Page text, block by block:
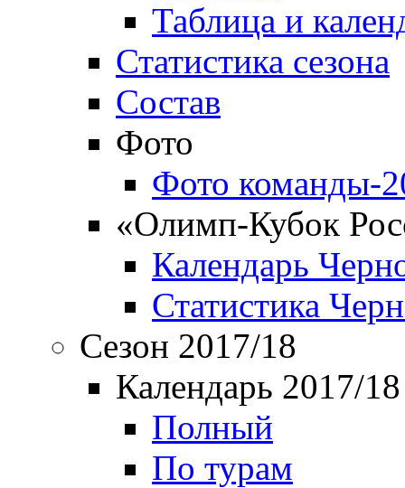
Таблица и
Статистика сезона
Состав
Фото
Фото команды-
«Олимп-Кубок
Календарь
Статистика
Сезон 2017/18
Календарь 2017/18
Полный
По турам